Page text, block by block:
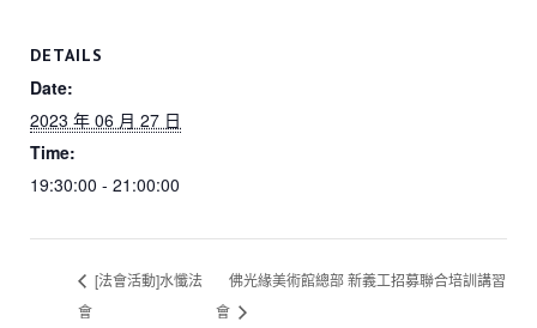
o
k
DETAILS
Date:
2023 年 06 月 27 日
Time:
19:30:00 - 21:00:00
[法會活動]水懺法
會
佛光緣美術館總部 新義工招募聯合培訓講習
會